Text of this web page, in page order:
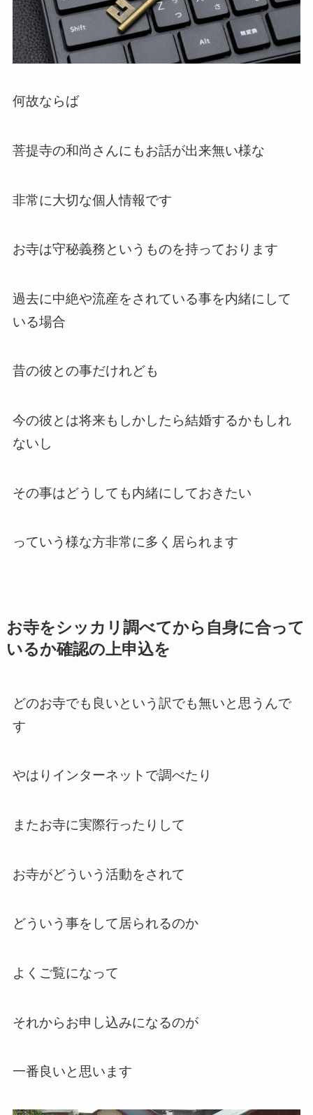
何故ならば
菩提寺の和尚さんにもお話が出来無い様な
非常に大切な個人情報です
お寺は守秘義務というものを持っております
過去に中絶や流産をされている事を内緒にして
いる場合
昔の彼との事だけれども
今の彼とは将来もしかしたら結婚するかもしれ
ないし
その事はどうしても内緒にしておきたい
っていう様な方非常に多く居られます
お寺をシッカリ調べてから自身に合って
いるか確認の上申込を
どのお寺でも良いという訳でも無いと思うんで
す
やはりインターネットで調べたり
またお寺に実際行ったりして
お寺がどういう活動をされて
どういう事をして居られるのか
よくご覧になって
それからお申し込みになるのが
一番良いと思います